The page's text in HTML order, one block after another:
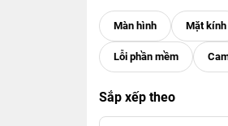
Sắp xếp theo